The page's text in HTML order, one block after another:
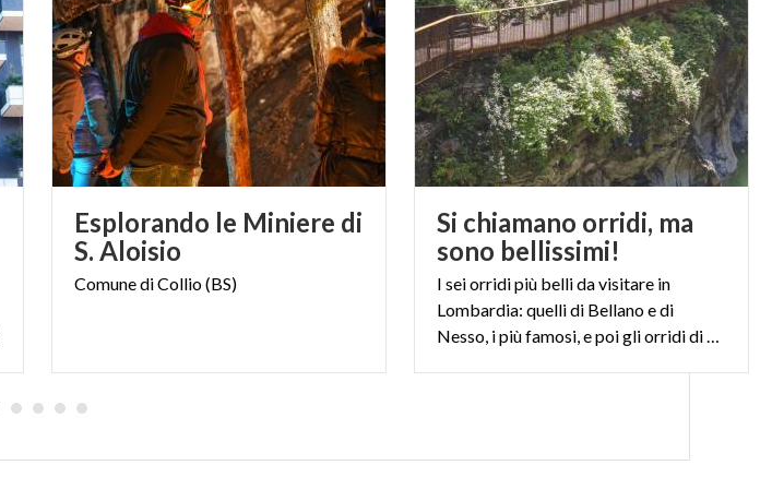
Esplorando le Miniere di
S. Aloisio
ComunediCollio(BS)
Si chiamano orridi, ma
sono bellissimi!
I sei orridi più belli da visitare in
Lombardia: quelli di Bellano e di
Nesso, i più famosi, e poi gli orridi di Caino, di Cunardo, della Val Taleggio e della Via Mala, altrettanto spettacolari